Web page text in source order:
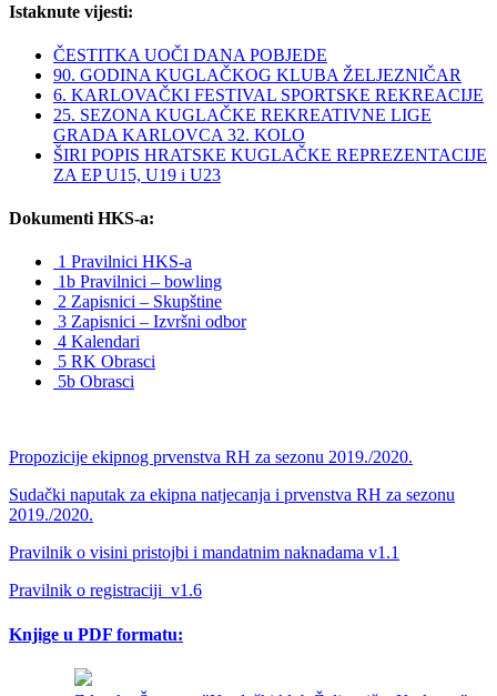
Istaknute vijesti:
ČESTITKA UOČI DANA POBJEDE
90. GODINA KUGLAČKOG KLUBA ŽELJEZNIČAR
6. KARLOVAČKI FESTIVAL SPORTSKE REKREACIJE
25. SEZONA KUGLAČKE REKREATIVNE LIGE
GRADA KARLOVCA 32. KOLO
ŠIRI POPIS HRATSKE KUGLAČKE REPREZENTACIJE
ZA EP U15, U19 i U23
Dokumenti HKS-a:
1 Pravilnici HKS-a
1b Pravilnici – bowling
2 Zapisnici – Skupštine
3 Zapisnici – Izvršni odbor
4 Kalendari
5 RK Obrasci
5b Obrasci
Propozicije ekipnog prvenstva RH za sezonu 2019./2020.
Sudački naputak za ekipna natjecanja i prvenstva RH za sezonu
2019./2020.
Pravilnik o visini pristojbi i mandatnim naknadama v1.1
Pravilnik o registraciji_v1.6
Knjige u PDF formatu: